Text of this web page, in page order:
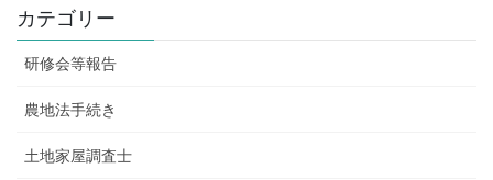
カテゴリー
研修会等報告
農地法手続き
土地家屋調査士